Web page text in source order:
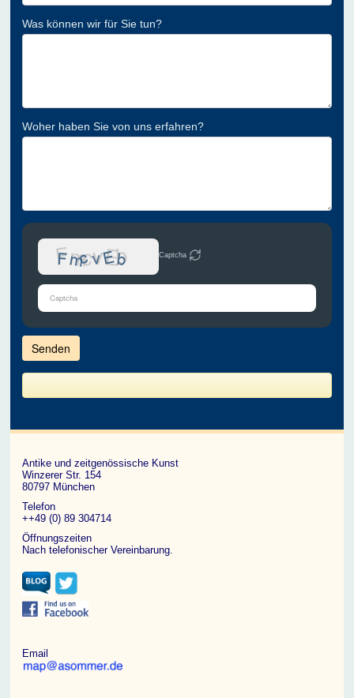
Was können wir für Sie tun?
Woher haben Sie von uns erfahren?
Captcha
gib
die
im
CAPTCHA
angezeigten
bestätigen,
ein
Mensch
bist.
Antike und zeitgenössische Kunst
Winzerer Str. 154
80797 München
Telefon
++49 (0) 89 304714
Öffnungszeiten
Nach telefonischer Vereinbarung.
Email